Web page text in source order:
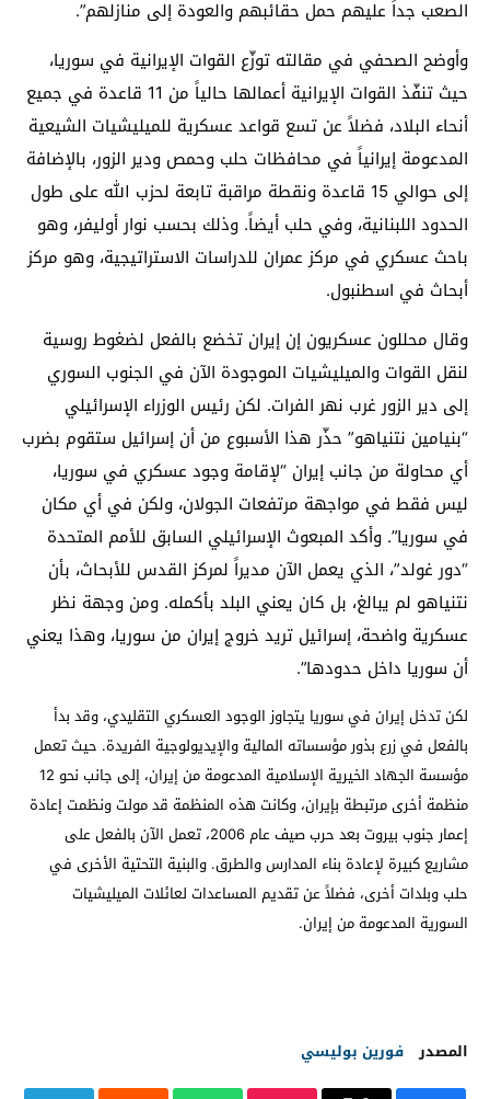
الصعب جداً عليهم حمل حقائبهم والعودة إلى منازلهم”.
وأوضح الصحفي في مقالته توزّع القوات الإيرانية في سوريا،
حيث تنفّذ القوات الإيرانية أعمالها حالياً من 11 قاعدة في جميع
أنحاء البلاد، فضلاً عن تسع قواعد عسكرية للميليشيات الشيعية
المدعومة إيرانياً في محافظات حلب وحمص ودير الزور، بالإضافة
إلى حوالي 15 قاعدة ونقطة مراقبة تابعة لحزب الله على طول
الحدود اللبنانية، وفي حلب أيضاً. وذلك بحسب نوار أوليفر، وهو
باحث عسكري في مركز عمران للدراسات الاستراتيجية، وهو مركز
أبحاث في اسطنبول.
وقال محللون عسكريون إن إيران تخضع بالفعل لضغوط روسية
لنقل القوات والميليشيات الموجودة الآن في الجنوب السوري
إلى دير الزور غرب نهر الفرات. لكن رئيس الوزراء الإسرائيلي
“بنيامين نتنياهو” حذّر هذا الأسبوع من أن إسرائيل ستقوم بضرب
أي محاولة من جانب إيران “لإقامة وجود عسكري في سوريا،
ليس فقط في مواجهة مرتفعات الجولان، ولكن في أي مكان
في سوريا”. وأكد المبعوث الإسرائيلي السابق للأمم المتحدة
“دور غولد”، الذي يعمل الآن مديراً لمركز القدس للأبحاث، بأن
نتنياهو لم يبالغ، بل كان يعني البلد بأكمله. ومن وجهة نظر
عسكرية واضحة، إسرائيل تريد خروج إيران من سوريا، وهذا يعني
أن سوريا داخل حدودها”.
لكن تدخل إيران في سوريا يتجاوز الوجود العسكري التقليدي، وقد بدأ
بالفعل في زرع بذور مؤسساته المالية والإيديولوجية الفريدة. حيث تعمل
مؤسسة الجهاد الخيرية الإسلامية المدعومة من إيران، إلى جانب نحو 12
منظمة أخرى مرتبطة بإيران، وكانت هذه المنظمة قد مولت ونظمت إعادة
إعمار جنوب بيروت بعد حرب صيف عام 2006، تعمل الآن بالفعل على
مشاريع كبيرة لإعادة بناء المدارس والطرق. والبنية التحتية الأخرى في
حلب وبلدات أخرى، فضلاً عن تقديم المساعدات لعائلات الميليشيات
السورية المدعومة من إيران.
المصدر فورين بوليسي